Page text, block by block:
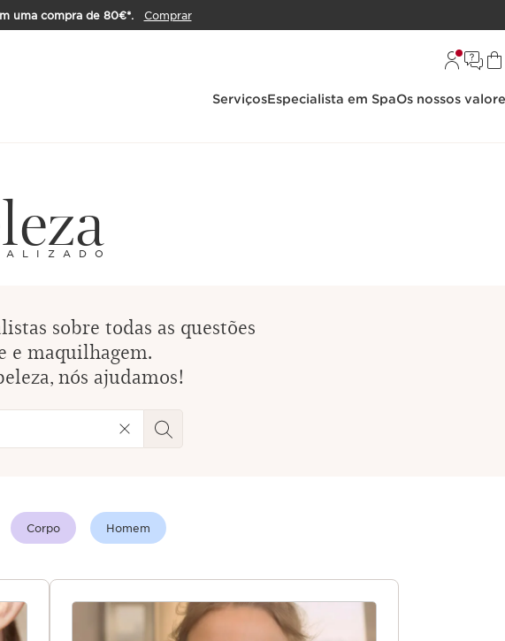
uma compra de 80€*.
Comprar
ServiçosEspecialista em SpaOs nossos
sobre todas as questões
e maquilhagem.
nós ajudamos!
Corpo Homem